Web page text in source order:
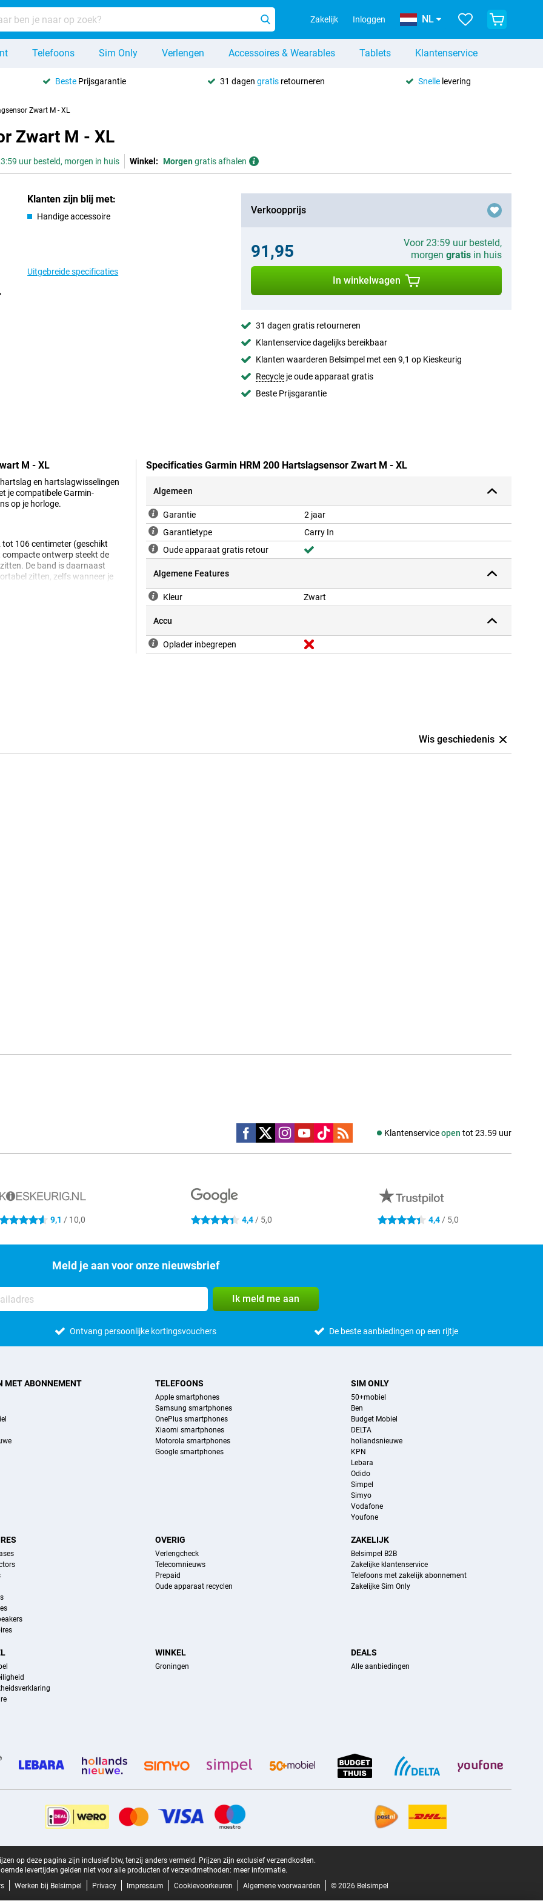
Zakelijk Inloggen NL
Telefoons Sim Only Verlengen Accessoires & Wearables Tablets Klantenservice
Beste Prijsgarantie 31 dagen gratisretourneren Snellelevering
Zwart M - XL
Zwart M - XL
uur besteld, morgen in huis Winkel: Morgengratis afhalen
Klanten zijn blij met:
Handige accessoire
Uitgebreide specificaties
Verkoopprijs
91,95
Voor 23:59 uur besteld,
morgen gratisin huis
In winkelwagen
31 dagen gratis retourneren
Klantenservice dagelijks bereikbaar
Klanten waarderen Belsimpel met een 9,1 op Kieskeurig
Recycleje oude apparaat gratis
Beste Prijsgarantie
M - XL
en hartslagwisselingen
je compatibele Garmin-
op je horloge.
tot 106 centimeter (geschikt
ontwerp steekt de
De band is daarnaast
zitten, zelfs wanneer je
van Garmin, zoals de Garmin
Specificaties Garmin HRM 200 Hartslagsensor Zwart M - XL
Algemeen
Garantie
2 jaar
Garantietype
Carry In
Oude apparaat gratis retour
Algemene Features
Kleur Zwart
Accu
Oplader inbegrepen
Wis geschiedenis
Klantenserviceopen tot 23.59 uur
Social media
4.6 sterren 9,1 / 10,0 4.4 sterren 4,4 / 5,0 4.4 sterren 4,4 / 5,0
Meld je aan voor onze nieuwsbrief
Ik meld me aan
Ontvang persoonlijke kortingsvouchers De beste aanbiedingen op een rijtje
MET ABONNEMENT TELEFOONS
Apple smartphones
Samsung smartphones
OnePlus smartphones
Xiaomi smartphones
Motorola smartphones
Google smartphones
SIM ONLY
50+mobiel
Ben
Budget Mobiel
DELTA
hollandsnieuwe
KPN
Lebara
Odido
Simpel
Simyo
Vodafone
Youfone
OVERIG
Verlengcheck
Telecomnieuws
Prepaid
Oude apparaat recyclen
ZAKELIJK
Belsimpel B2B
Zakelijke klantenservice
Telefoons met zakelijk abonnement
Zakelijke Sim Only
WINKEL
Groningen
DEALS
Alle aanbiedingen
op deze pagina zijn inclusief btw, tenzij anders vermeld. Prijzen zijn exclusief verzendkosten.
levertijden gelden niet voor alle producten of verzendmethoden: meer informatie.
Werken bij Belsimpel Privacy Impressum Cookievoorkeuren Algemene voorwaarden © 2026 Belsimpel